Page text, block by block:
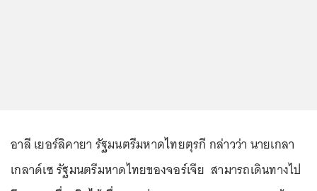
อาลี เยอร์ลิคายา รัฐมนตรีมหาดไทยตุรกี กล่าวว่า นายเกลา
เกลาด์เซ รัฐมนตรีมหาดไทยของจอร์เจีย สามารถเดินทางไป